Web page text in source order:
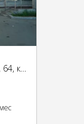
CАО, г Москва, Дмитровское ш., 64, кор. 1